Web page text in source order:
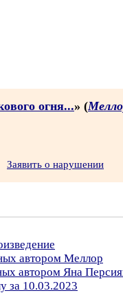
огня...» (
Заявить о нарушении
автором Меллор
автором Яна
за 10.03.2023